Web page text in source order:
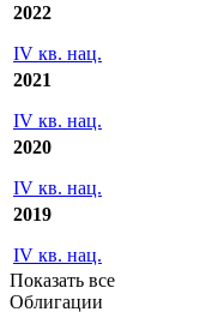
2022
IV кв. нац.
2021
IV кв. нац.
2020
IV кв. нац.
2019
IV кв. нац.
Показать все
Облигации